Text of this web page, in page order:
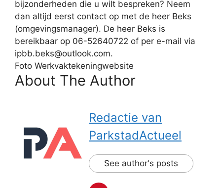
bijzonderheden die u wilt bespreken? Neem
dan altijd eerst contact op met de heer Beks
(omgevingsmanager). De heer Beks is
bereikbaar op 06-52640722 of per e-mail via
ipbb.beks@outlook.com.
Foto Werkvaktekeningwebsite
About The Author
Redactie van
ParkstadActueel
See author's posts